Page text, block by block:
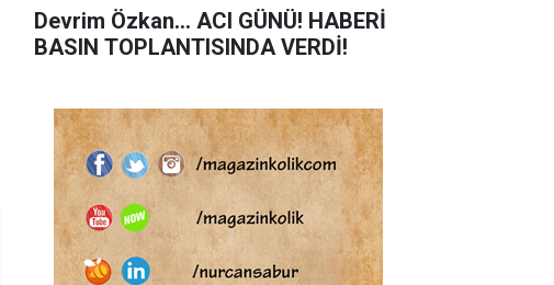
Devrim Özkan... ACI GÜNÜ! HABERİ
BASIN TOPLANTISINDA VERDİ!